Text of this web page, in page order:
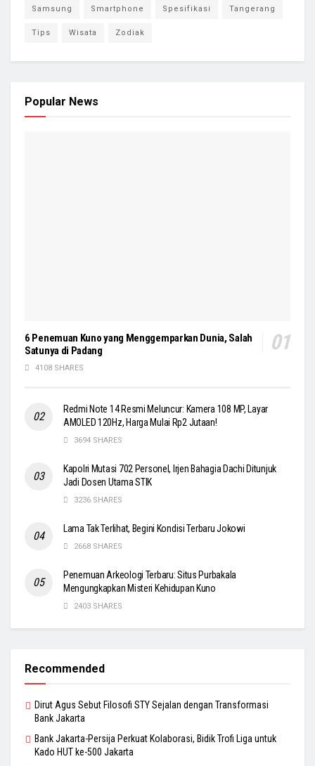
Samsung Smartphone Spesifikasi Tangerang
Tips Wisata Zodiak
Popular News
6 Penemuan Kuno yang Menggemparkan Dunia, Salah
Satunya di Padang
4108 SHARES
Redmi Note 14 Resmi Meluncur: Kamera 108 MP, Layar
AMOLED 120Hz, Harga Mulai Rp2 Jutaan!
3694 SHARES
Kapolri Mutasi 702 Personel, Irjen Bahagia Dachi Ditunjuk
Jadi Dosen Utama STIK
3236 SHARES
Lama Tak Terlihat, Begini Kondisi Terbaru Jokowi
2668 SHARES
Penemuan Arkeologi Terbaru: Situs Purbakala
Mengungkapkan Misteri Kehidupan Kuno
2403 SHARES
Recommended
Dirut Agus Sebut Filosofi STY Sejalan dengan Transformasi
Bank Jakarta
Bank Jakarta-Persija Perkuat Kolaborasi, Bidik Trofi Liga untuk
Kado HUT ke-500 Jakarta